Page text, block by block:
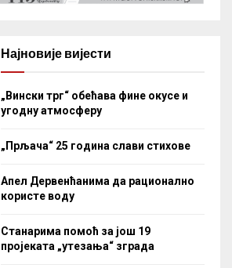
Најновије вијести
„Вински трг“ обећава фине окусе и
угодну атмосферу
„Прљача“ 25 година слави стихове
Апел Дервенћанима да рационално
користе воду
Станарима помоћ за још 19
пројеката „утезања“ зграда